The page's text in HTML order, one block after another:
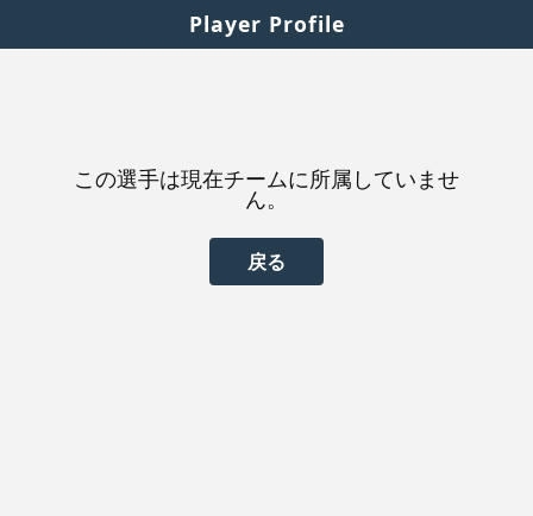
Player Profile
この選手は現在チームに所属していませ
ん。
戻る